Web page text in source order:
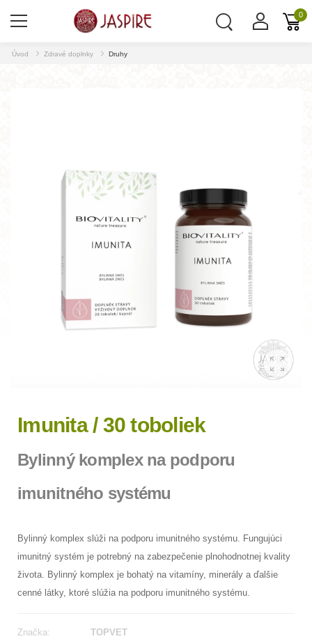
0
Úvod Zdravé doplnky Druhy
Imunita / 30 toboliek
Bylinný komplex na podporu
imunitného systému
Bylinný komplex slúži na podporu imunitného systému. Fungujúci
imunitný systém je potrebný na zabezpečenie plnohodnotnej kvality
života. Bylinný komplex je bohatý na vitamíny, minerály a ďalšie
cenné látky, ktoré slúžia na podporu imunitného systému.
Značka: TOPVET